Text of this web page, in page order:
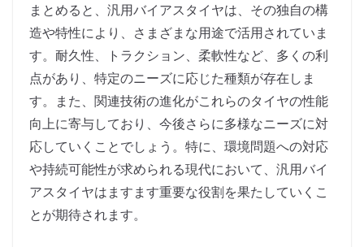
まとめると、汎用バイアスタイヤは、その独自の構
造や特性により、さまざまな用途で活用されていま
す。耐久性、トラクション、柔軟性など、多くの利
点があり、特定のニーズに応じた種類が存在しま
す。また、関連技術の進化がこれらのタイヤの性能
向上に寄与しており、今後さらに多様なニーズに対
応していくことでしょう。特に、環境問題への対応
や持続可能性が求められる現代において、汎用バイ
アスタイヤはますます重要な役割を果たしていくこ
とが期待されます。